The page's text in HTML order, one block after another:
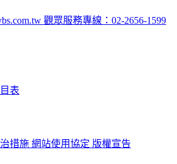
觀眾服務專線：02-2656-1599
表
措施 網站使用協定 版權宣告